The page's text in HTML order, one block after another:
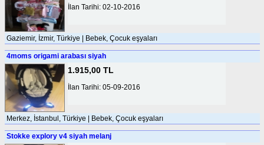
İlan Tarihi: 02-10-2016
Gaziemir, İzmir, Türkiye | Bebek, Çocuk eşyaları
4moms origami arabası siyah
1.915,00 TL
İlan Tarihi: 05-09-2016
Merkez, İstanbul, Türkiye | Bebek, Çocuk eşyaları
Stokke explory v4 siyah melanj